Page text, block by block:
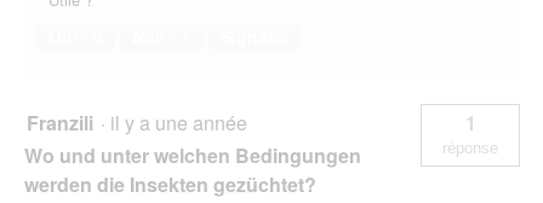
Franzili · il y a une année
Wo und unter welchen Bedingungen
werden die Insekten gezüchtet?
1
réponse